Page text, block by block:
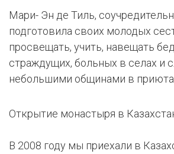
Мари- Эн де Тиль,
подготовила своих молодых
просвещать, учить, навещать
страждущих, больных в селах и
небольшими общинами в
Открытие монастыря в
В 2008 году мы приехали в